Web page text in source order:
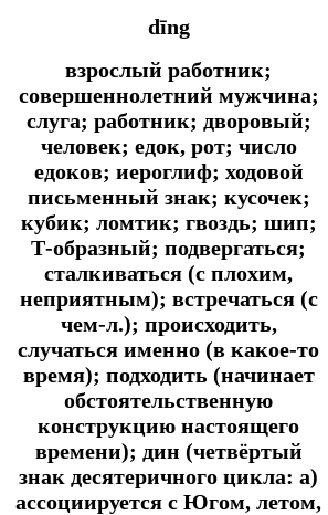
dīng
взрослый работник;
совершеннолетний мужчина;
слуга; работник; дворовый;
человек; едок, рот; число
едоков; иероглиф; ходовой
письменный знак; кусочек;
кубик; ломтик; гвоздь; шип;
Т-образный; подвергаться;
сталкиваться (с плохим,
неприятным); встречаться (с
чем-л.); происходить,
случаться именно (в какое-то
время); подходить (начинает
обстоятельственную
конструкцию настоящего
времени); дин (четвёртый
знак десятеричного цикла: а)
ассоциируется с Югом, летом,